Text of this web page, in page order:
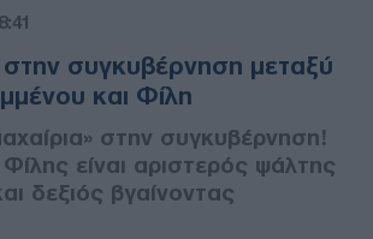
στην συγκυβέρνηση μεταξύ
και Φίλη
στην συγκυβέρνηση!
είναι αριστερός ψάλτης
δεξιός βγαίνοντας